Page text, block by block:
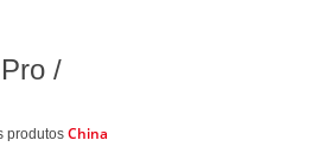
/
produtos China